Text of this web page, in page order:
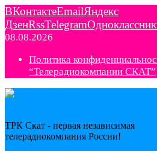
ВКонтактеEmailЯндекс
ДзенRssTelegram
08.08.2026
Политика
“Телерадиокомпании СКАТ”
ТРК Скат - первая независимая
телерадиокомпания Роcсии!